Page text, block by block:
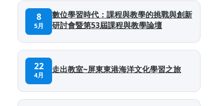
8
5月
數位學習時代：課程與教學的挑戰與創新
研討會暨第53屆課程與教學論壇
22
4月
走出教室~屏東東港海洋文化學習之旅